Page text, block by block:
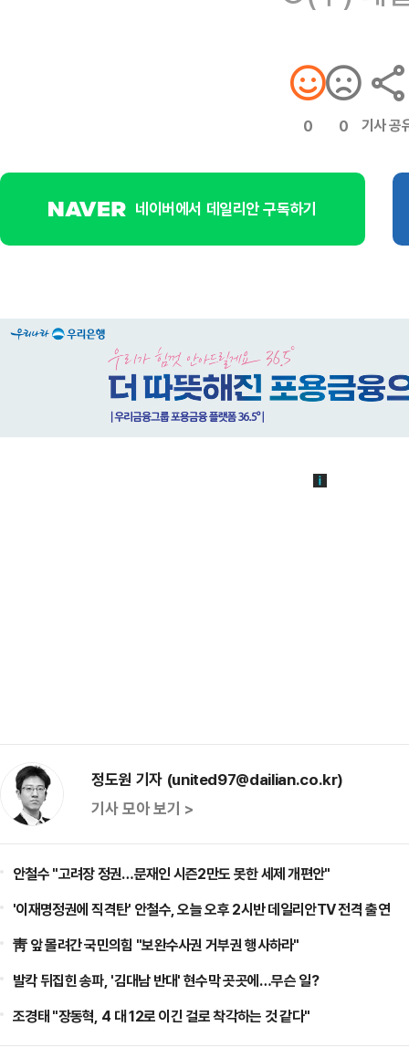
0 0 기사 공
네이버에서 데일리안 구독하기
정도원 기자 (united97@dailian.co.kr)
기사 모아 보기 >
안철수 "고려장 정권…문재인 시즌2만도 못한 세제 개편안"
'이재명정권에 직격탄' 안철수, 오늘 오후 2시반 데일리안TV 전격 출연
靑 앞 몰려간 국민의힘 "보완수사권 거부권 행사하라"
발칵 뒤집힌 송파, '김대남 반대' 현수막 곳곳에…무슨 일?
조경태 "장동혁, 4 대 12로 이긴 걸로 착각하는 것 같다"